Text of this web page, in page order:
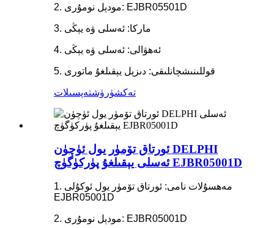
2. مودېل نومۇرى: EJBR05501D
3. ماركا: ئەسلى ۋە يېڭى
4. ئەھۋالى: ئەسلى ۋە يېڭى
5. قوللىنىشچانلىقى: دىزېل يېقىلغۇ ماتورى
تەكشۈرۈشتەپسىلات
ئورتاق تۆمۈر يول ئۈچۈن DELPHI
ئەسلى يېقىلغۇ پۈركۈگۈچ EJBR05001D
1. مەھسۇلات نامى: ئورتاق تۆمۈر يول ئوكۇلى
EJBR05001D
2. مودېل نومۇرى: EJBR05001D